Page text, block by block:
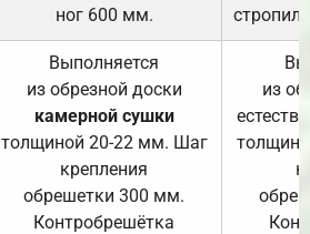
ног 600 мм.
Выполняется
из обрезной доски
камерной сушки
толщиной 20-22 мм. Шаг
крепления
обрешетки 300 мм.
Контробрешётка
из